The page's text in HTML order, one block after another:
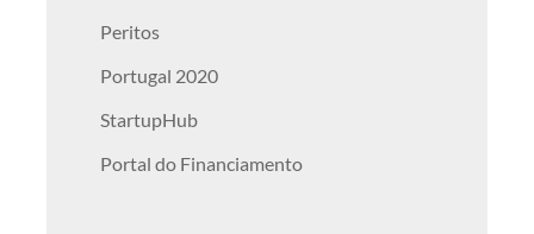
Peritos
Portugal 2020
StartupHub
Portal do Financiamento